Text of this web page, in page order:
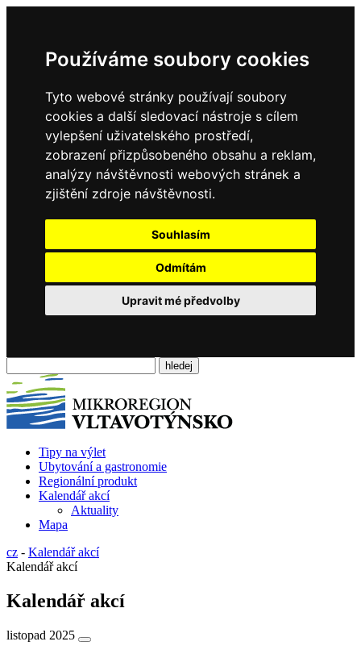
Používáme soubory cookies
Tyto webové stránky používají soubory
cookies a další sledovací nástroje s cílem
vylepšení uživatelského prostředí,
zobrazení přizpůsobeného obsahu a reklam,
analýzy návštěvnosti webových stránek a
zjištění zdroje návštěvnosti.
Souhlasím
Odmítám
Upravit mé předvolby
Tipy na výlet
Ubytování a gastronomie
Regionální produkt
Kalendář akcí
Aktuality
Mapa
cz - Kalendář akcí
Kalendář akcí
Kalendář akcí
listopad 2025